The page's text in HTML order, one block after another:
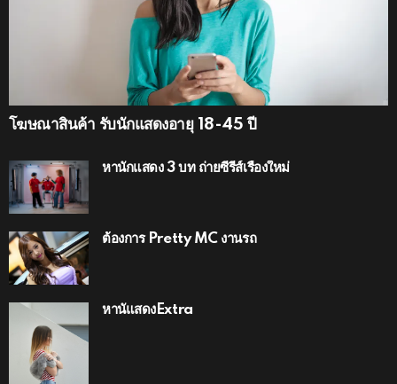
โฆษณาสินค้า รับนักแสดงอายุ 18-45 ปี
หานักแสดง 3 บท ถ่ายซีรีส์เรื่องใหม่
ต้องการ Pretty MC งานรถ
หานัแสดงExtra